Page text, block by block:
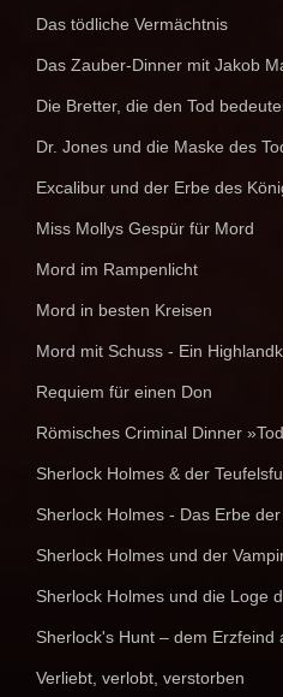
Das tödliche Vermächtnis
Das Zauber-Dinner mit Jakob
Die Bretter, die den Tod
Dr. Jones und die Maske des
Excalibur und der Erbe des
Miss Mollys Gespür für Mord
Mord im Rampenlicht
Mord in besten Kreisen
Mord mit Schuss - Ein
Requiem für einen Don
Römisches Criminal Dinner
Sherlock Holmes & der
Sherlock Holmes - Das Erbe
Sherlock Holmes und der
Sherlock Holmes und die Loge
Sherlock's Hunt – dem Erzfeind
Verliebt, verlobt, verstorben